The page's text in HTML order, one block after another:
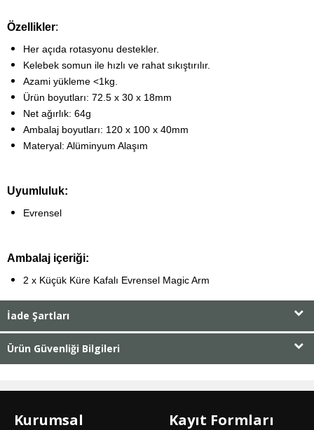
Özellikler:
Her açıda rotasyonu destekler.
Kelebek somun ile hızlı ve rahat sıkıştırılır.
Azami yükleme <1kg.
Ürün boyutları: 72.5 x 30 x 18mm
Net ağırlık: 64g
Ambalaj boyutları: 120 x 100 x 40mm
Materyal: Alüminyum Alaşım
Uyumluluk:
Evrensel
Ambalaj içeriği:
2 x Küçük Küre Kafalı Evrensel Magic Arm
İade Şartları
Ürün Güvenliği Bilgileri
Kurumsal Kayıt Formları